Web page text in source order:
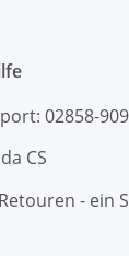
02858-
CS
- ein